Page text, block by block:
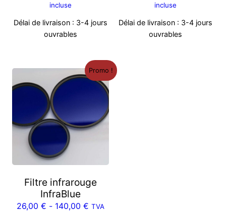
incluse
Délai de livraison : 3-4 jours
ouvrables
incluse
Délai de livraison : 3-4 jours
ouvrables
Promo !
Filtre infrarouge
InfraBlue
26,00 € - 140,00 € TVA